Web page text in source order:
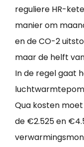
reguliere HR-
manier om
en de CO-2
maar de helft
In de regel gaat
Qua kosten
de €2.525 en